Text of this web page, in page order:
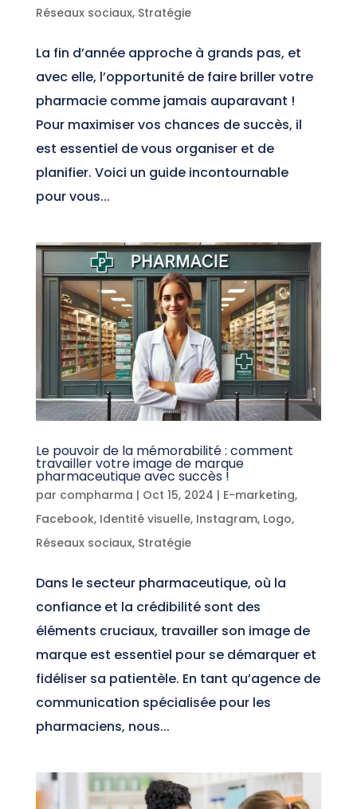
Réseaux sociaux, Stratégie
La fin d’année approche à grands pas, et
avec elle, l’opportunité de faire briller votre
pharmacie comme jamais auparavant !
Pour maximiser vos chances de succès, il
est essentiel de vous organiser et de
planifier. Voici un guide incontournable
pour vous...
Le pouvoir de la mémorabilité : comment
travailler votre image de marque
pharmaceutique avec succès !
par compharma | Oct 15, 2024 | E-marketing,
Facebook, Identité visuelle, Instagram, Logo,
Réseaux sociaux, Stratégie
Dans le secteur pharmaceutique, où la
confiance et la crédibilité sont des
éléments cruciaux, travailler son image de
marque est essentiel pour se démarquer et
fidéliser sa patientèle. En tant qu’agence de
communication spécialisée pour les
pharmaciens, nous...